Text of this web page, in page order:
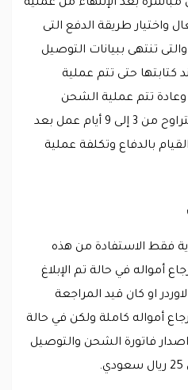
بعد الإنتهاء من عملية
واختيار طريقة الدفع التى
تنتهى ببيانات التوصيل
كتابتها حتى تتم عملية
تتم عملية الشحن
وتسليم المنتجات في مدة تتراوح من 3 إلى 9 أيام عمل بعد
بالدفاع وتكلفة عملية
فقط الاستفادة من هذه
أمواله في حالة تم الإبلاغ
او كان قيد المراجعة
أمواله كاملة ولكن في حالة
فاتورة الشحن والتوصيل